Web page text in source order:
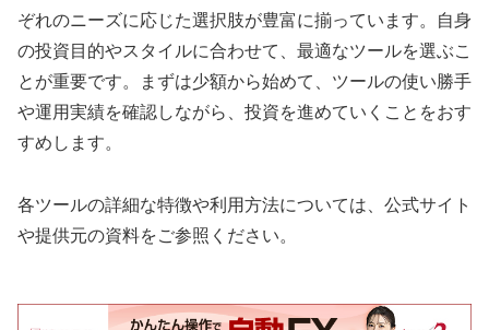
ぞれのニーズに応じた選択肢が豊富に揃っています。自身
の投資目的やスタイルに合わせて、最適なツールを選ぶこ
とが重要です。まずは少額から始めて、ツールの使い勝手
や運用実績を確認しながら、投資を進めていくことをおす
すめします。
各ツールの詳細な特徴や利用方法については、公式サイト
や提供元の資料をご参照ください。